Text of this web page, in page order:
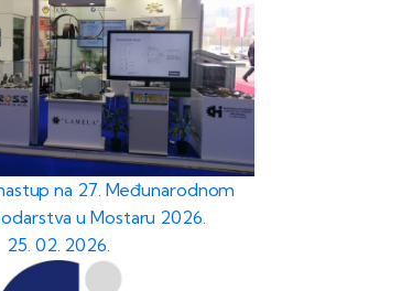
na 27. Međunarodnom
u Mostaru 2026.
25. 02. 2026.